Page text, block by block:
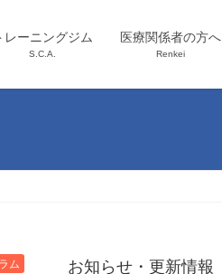
レーニングジム
S.C.A.
医療関係者の方へ
Renkei
ム お知らせ・更新情報